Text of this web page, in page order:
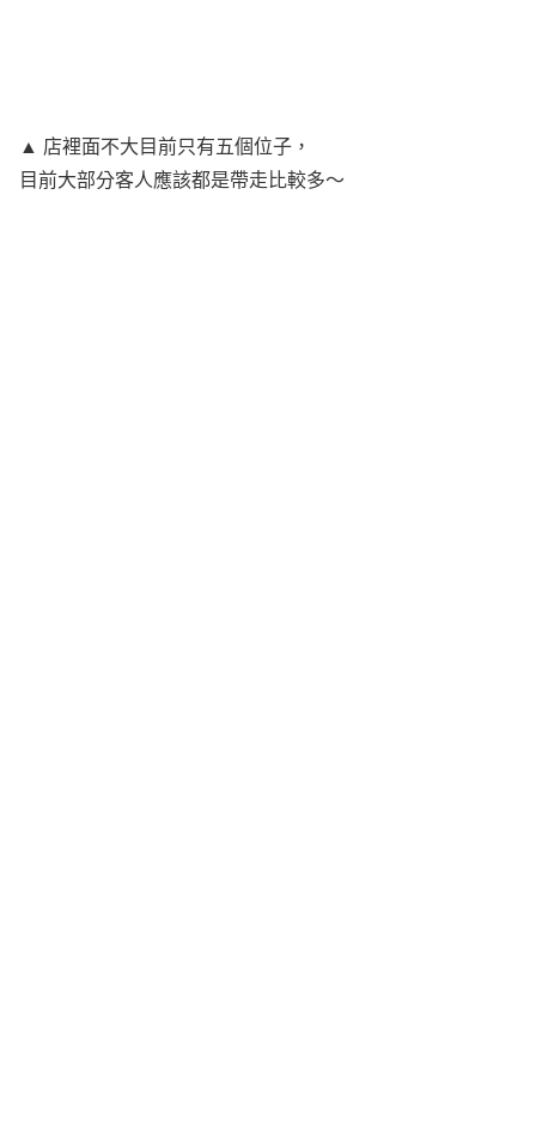
▲ 店裡面不大目前只有五個位子，
目前大部分客人應該都是帶走比較多～